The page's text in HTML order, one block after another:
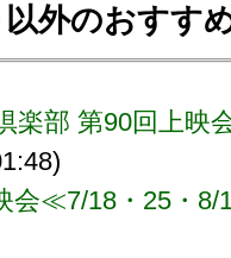
外のおすす
楽部 第90回上映
会≪7/18・25・